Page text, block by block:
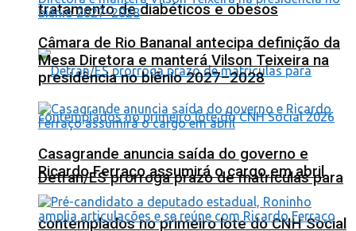
tratamento de diabéticos e obesos
Detran/ES prorroga prazo de matrículas para
contemplados no primeiro lote do CNH Social
Câmara de Rio Bananal antecipa definição da
Mesa Diretora e manterá Vilson Teixeira na
presidência no biênio 2027–2028
Casagrande anuncia saída do governo e
Ricardo Ferraço assumirá o cargo em abril